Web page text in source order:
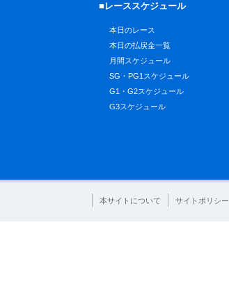
■レーススケジュール
本日のレース
本日の払戻金一覧
月間スケジュール
SG・PG1スケジュール
G1・G2スケジュール
G3スケジュール
本サイトについて サイトポリシー